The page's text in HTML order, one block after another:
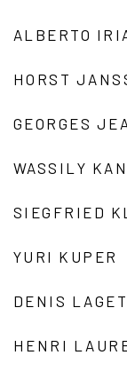
ALBERTO
HORST
GEORGES
WASSILY
SIEGFRIED
YURI KUPER
DENIS LAGET
HENRI